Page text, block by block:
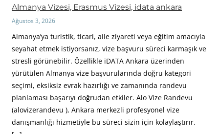
Almanya Vizesi, Erasmus Vizesi, idata ankara
Ağustos 3, 2026
Almanya’ya turistik, ticari, aile ziyareti veya eğitim amacıyla
seyahat etmek istiyorsanız, vize başvuru süreci karmaşık ve
stresli görünebilir. Özellikle iDATA Ankara üzerinden
yürütülen Almanya vize başvurularında doğru kategori
seçimi, eksiksiz evrak hazırlığı ve zamanında randevu
planlaması başarıyı doğrudan etkiler. Alo Vize Randevu
(alovizerandevu ), Ankara merkezli profesyonel vize
danışmanlığı hizmetiyle bu süreci sizin için kolaylaştırır.